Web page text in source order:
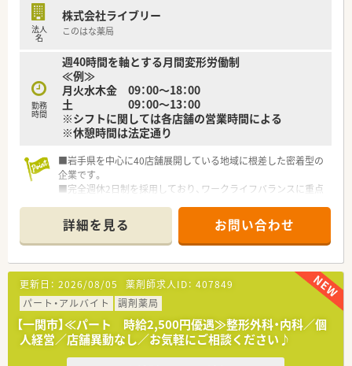
法人
名
株式会社ライブリー
このはな薬局
勤務
時間
週40時間を軸とする月間変形労働制
≪例≫
月火水木金 09：00～18：00
土 09：00～13：00
※シフトに関しては各店舗の営業時間による
※休憩時間は法定通り
■岩手県を中心に40店舗展開している地域に根差した密着型の
企業です。
■完全週休2日制を採用しており、ワークライフバランスに重点
■新卒採用も積極的に行っており、若手も活躍できる環境は整っ
ております。
■教育制度は集合研修やEラーニングを活用しております。
詳細を見る お問い合わせ
更新日： 2026/08/05 薬剤師求人ID： 407849
パート・アルバイト
調剤薬局
【一関市】≪パート 時給2,500円優遇≫整形外科・内科／個
人経営／店舗異動なし／お気軽にご相談ください♪